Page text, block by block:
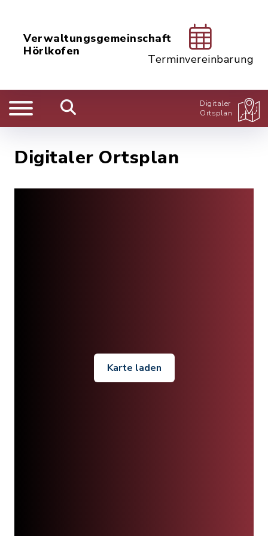
Verwaltungsgemeinschaft
Hörlkofen
Terminvereinbarung
Digitaler
Ortsplan
Digitaler Ortsplan
Karte laden